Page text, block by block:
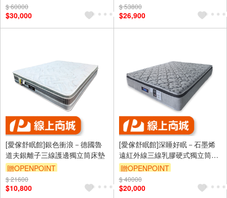
$ 60000
$30,000
$ 53800
$26,900
[愛傢舒眠館]銀色衝浪－德國魯
道夫銀離子三線護邊獨立筒床墊
贈OPENPOINT
$ 21600
$10,800
[愛傢舒眠館]深睡好眠－石墨烯
遠紅外線三線乳膠硬式獨立筒床
墊
贈OPENPOINT
$ 40000
$20,000